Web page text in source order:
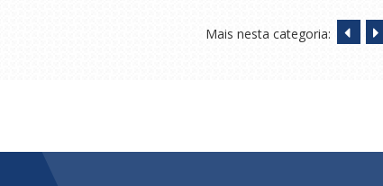
Mais nesta categoria: